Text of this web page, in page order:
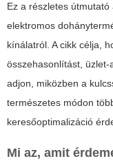
Ez a részletes
elektromos
kínálatról. A cikk célja,
összehasonlítást,
adjon, miközben a
természetes módon
keresőoptimalizáció
Mi az, amit